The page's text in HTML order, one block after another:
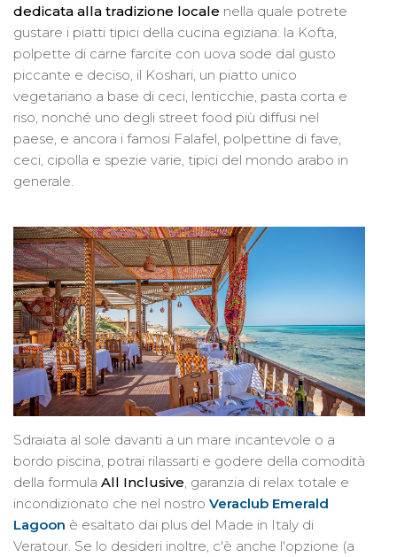
dedicata alla tradizione locale nella quale potrete
gustare i piatti tipici della cucina egiziana: la Kofta,
polpette di carne farcite con uova sode dal gusto
piccante e deciso, il Koshari, un piatto unico
vegetariano a base di ceci, lenticchie, pasta corta e
riso, nonché uno degli street food più diffusi nel
paese, e ancora i famosi Falafel, polpettine di fave,
ceci, cipolla e spezie varie, tipici del mondo arabo in
generale.
Sdraiata al sole davanti a un mare incantevole o a
bordo piscina, potrai rilassarti e godere della comodità
della formula All Inclusive , garanzia di relax totale e
incondizionato che nel nostro Veraclub Emerald
Lagoon è esaltato dai plus del Made in Italy di
Veratour. Se lo desideri inoltre, c'è anche l'opzione (a